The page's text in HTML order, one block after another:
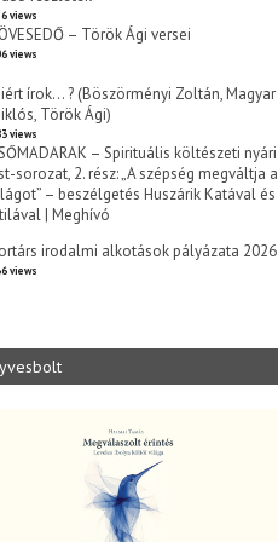
views
– Török Ági versei
views
írok… ? (Böszörményi Zoltán, Magyar
Török Ági)
views
– Spirituális költészeti nyári
sorozat, 2. rész: „A szépség megváltja a
– beszélgetés Huszárik Katával és
| Meghívó
irodalmi alkotások pályázata 2026
views